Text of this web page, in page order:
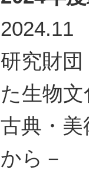
2024.11
研究財
た生物
古典・
から－